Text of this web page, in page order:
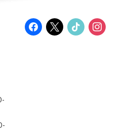
facebook
x tiktok instagram